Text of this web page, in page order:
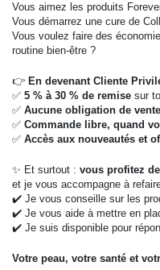
Vous aimez les produits
Vous démarrez une cure de
Vous voulez faire des
routine bien-être ?
👉 En devenant Cliente
✅ 5 % à 30 % de remise sur
✅ Aucune obligation de
✅ Commande libre, quand
✅ Accès aux nouveautés et
✨ Et surtout : vous profitez
et je vous accompagne à
✔️ Je vous conseille sur les
✔️ Je vous aide à mettre en
✔️ Je suis disponible pour
Votre peau, votre santé et